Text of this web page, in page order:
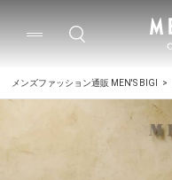
メンズファッション通販 MEN'S BIGI